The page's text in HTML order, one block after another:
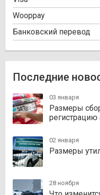
Wooppay
Банковский перевод
Последние
03 января
Размеры
регистрацию
02 января
Размеры
28 ноября